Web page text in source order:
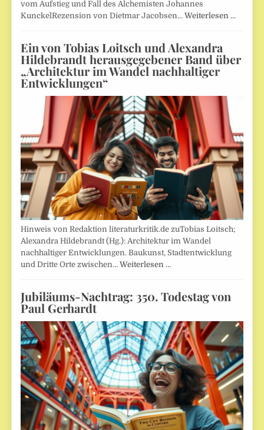
vom Aufstieg und Fall des Alchemisten Johannes
KunckelRezension von Dietmar Jacobsen…Weiterlesen …
Ein von Tobias Loitsch und Alexandra
Hildebrandt herausgegebener Band über
„Architektur im Wandel nachhaltiger
Entwicklungen“
Hinweis von Redaktion literaturkritik.de zuTobias Loitsch;
Alexandra Hildebrandt (Hg.): Architektur im Wandel
nachhaltiger Entwicklungen. Baukunst, Stadtentwicklung
und Dritte Orte zwischen…Weiterlesen …
Jubiläums-Nachtrag: 350. Todestag von
Paul Gerhardt